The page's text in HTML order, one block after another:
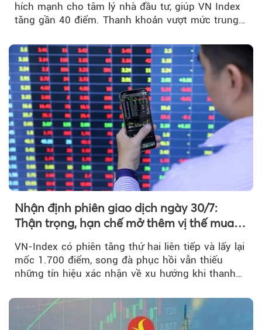
hích mạnh cho tâm lý nhà đầu tư, giúp VN Index
tăng gần 40 điểm. Thanh khoản vượt mức trung
Nhận định phiên giao dịch ngày 30/7:
Thận trọng, hạn chế mở thêm vị thế mua
VN-Index có phiên tăng thứ hai liên tiếp và lấy lại
mốc 1.700 điểm, song đà phục hồi vẫn thiếu
những tín hiệu xác nhận về xu hướng khi thanh